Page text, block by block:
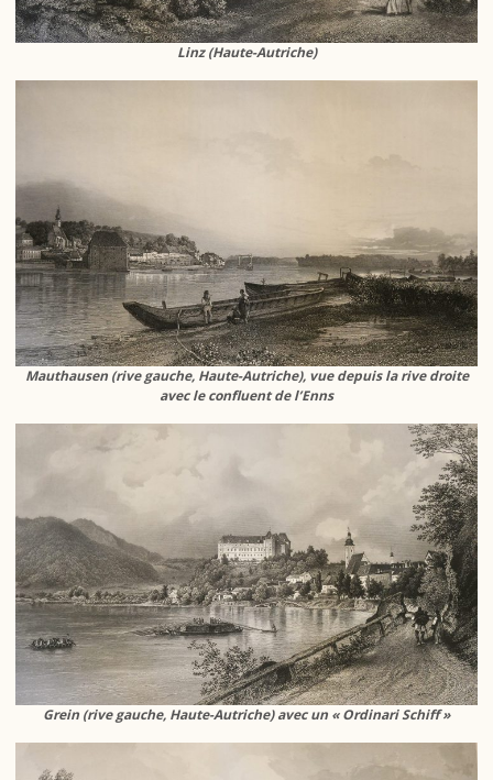
Linz (Haute-Autriche)
Mauthausen (rive gauche, Haute-Autriche), vue depuis la rive droite
avec le confluent de l’Enns
Grein (rive gauche, Haute-Autriche) avec un « Ordinari Schiff »